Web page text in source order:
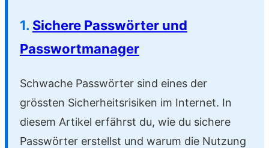
1. Sichere Passwörter und
Passwortmanager
Schwache Passwörter sind eines der
grössten Sicherheitsrisiken im Internet. In
diesem Artikel erfährst du, wie du sichere
Passwörter erstellst und warum die Nutzung